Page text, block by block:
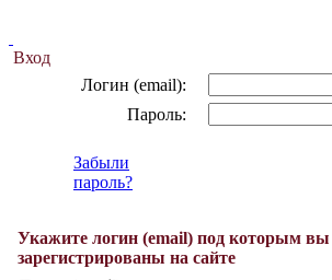
Вход
Логин (email):
Пароль:
Забыли
пароль?
Укажите логин (email) под которым вы
зарегистрированы на сайте